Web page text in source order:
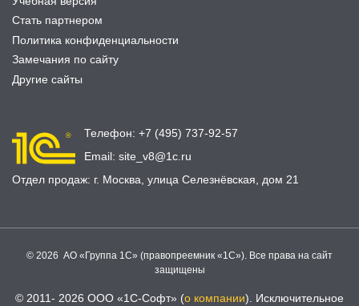
Стать партнером
Политика конфиденциальности
Замечания по сайту
Другие сайты
Телефон: +7 (495) 737-92-57
Email: site_v8@1c.ru
Отдел продаж: г. Москва, улица Селезнёвская, дом 21
© 2026 АО «Группа 1С» (правопреемник «1С»). Все права на сайт
защищены
© 2011- 2026 ООО «1С-Софт» (о компании). Исключительное